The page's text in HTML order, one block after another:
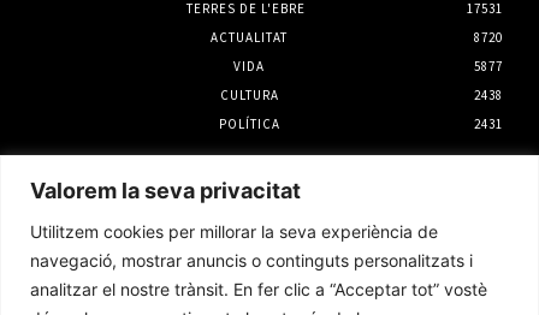
Valorem la seva privacitat
Utilitzem cookies per millorar la seva experiència de
navegació, mostrar anuncis o continguts personalitzats i
analitzar el nostre trànsit. En fer clic a “Acceptar tot” vostè
TERRES DE L'EBRE
17531
ACTUALITAT
8720
VIDA
5877
CULTURA
2438
POLÍTICA
2431
Mas de Barberans acollirà el Concert
Narratiu de Dona i Essència Terres de l’Ebre
6 agost 2026